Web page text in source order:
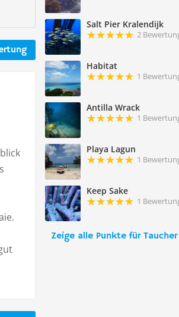
Salt Pier Kralendijk
2
Habitat
1
Antilla Wrack
1
Playa Lagun
1
Keep Sake
1
Zeige alle Punkte für Taucher